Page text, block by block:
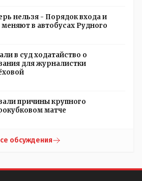
нельзя - Порядок входа и
в автобусах Рудного
в суд ходатайство о
для журналистки
причины крупного
матче
обсуждения